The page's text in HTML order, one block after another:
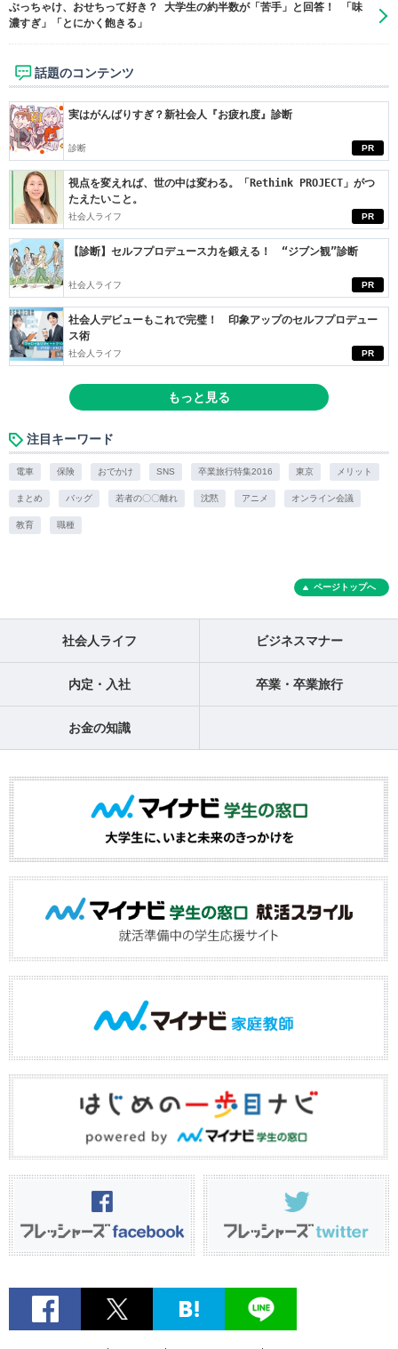
ぶっちゃけ、おせちって好き？ 大学生の約半数が「苦手」と回答！ 「味
濃すぎ」「とにかく飽きる」
話題のコンテンツ
PR
実はがんばりすぎ？新社会人『お疲れ度』診断
診断
PR
視点を変えれば、世の中は変わる。「Rethink PROJECT」がつ
たえたいこと。
社会人ライフ
PR
【診断】セルフプロデュース力を鍛える！ “ジブン観”診断
社会人ライフ
PR
社会人デビューもこれで完璧！ 印象アップのセルフプロデュー
ス術
社会人ライフ
もっと見る
注目キーワード
電車 保険 おでかけ SNS 卒業旅行特集2016 東京 メリット
まとめ バッグ 若者の〇〇離れ 沈黙 アニメ オンライン会議
教育 職種
ページトップへ
社会人ライフ ビジネスマナー
内定・入社 卒業・卒業旅行
お金の知識